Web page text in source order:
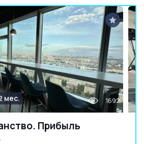
Прибыль
мес. 1692